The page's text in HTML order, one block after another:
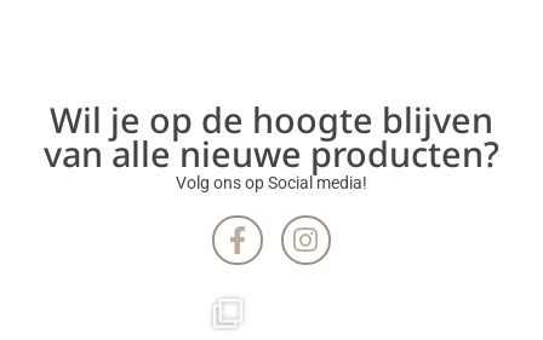
Wil je op de hoogte blijven
van alle nieuwe producten?
Volg ons op Social media!